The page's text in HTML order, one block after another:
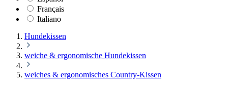
Français
Italiano
Hundekissen
weiche & ergonomische Hundekissen
weiches & ergonomisches Country-Kissen